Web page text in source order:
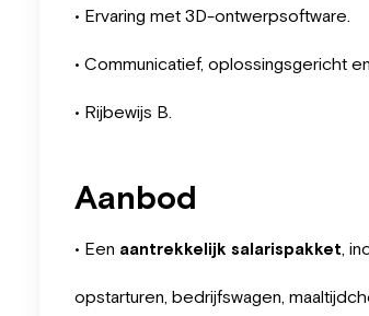
• Ervaring met 3D-ontwerpsoftware.
• Communicatief, oplossingsgericht
• Rijbewijs B.
Aanbod
• Een aantrekkelijk salarispakket,
opstarturen, bedrijfswagen,